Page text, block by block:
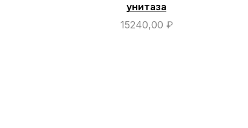
унитаза
15240,00 ₽